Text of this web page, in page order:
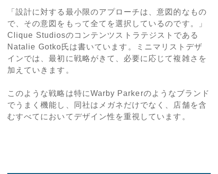
「設計に対する最小限のアプローチは、意図的なもの
で、その意図をもって全てを選択しているのです。」
Clique Studiosのコンテンツストラテジストである
Natalie Gotko氏は書いています。ミニマリストデザ
インでは、最初に戦略がきて、必要に応じて複雑さを
加えていきます。
このような戦略は特にWarby Parkerのようなブランド
でうまく機能し、同社はメガネだけでなく、店舗を含
むすべてにおいてデザイン性を重視しています。